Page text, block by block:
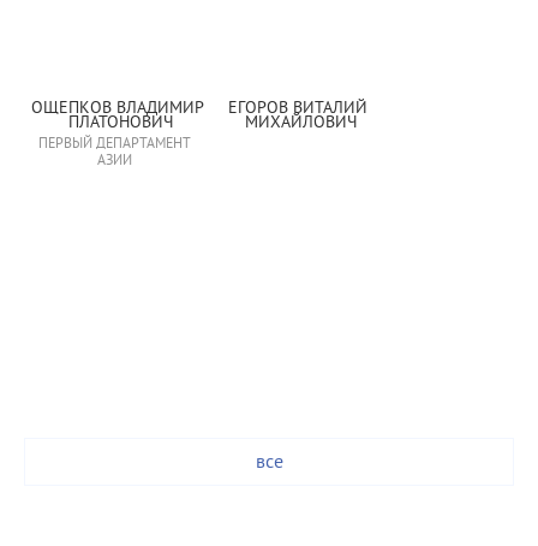
ОЩЕПКОВ ВЛАДИМИР
ПЛАТОНОВИЧ
ПЕРВЫЙ ДЕПАРТАМЕНТ
АЗИИ
ЕГОРОВ ВИТАЛИЙ
МИХАЙЛОВИЧ
все